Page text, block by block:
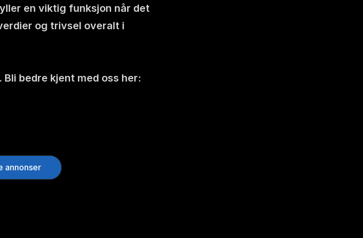
en viktig funksjon når det
og trivsel overalt i
bedre kjent med oss her:
annonser